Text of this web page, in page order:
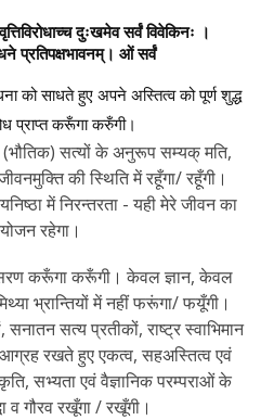
दुःखमेव सर्वं विवेकिनः ।
ओं सर्वं
को साधते हुए अपने अस्तित्व को पूर्ण शुद्ध
प्राप्त करूँगा करुँगी।
(भौतिक) सत्यों के अनुरूप सम्यक् मति,
की स्थिति में रहूँगा/ रहूँगी।
में निरन्तरता - यही मेरे जीवन का
रहेगा।
करूँगा करूँगी। केवल ज्ञान, केवल
भ्रान्तियों में नहीं फरूंगा/ फयूँगी।
सत्य प्रतीकों, राष्ट्र स्वाभिमान
आग्रह रखते हुए एकत्व, सहअस्तित्व एवं
सभ्यता एवं वैज्ञानिक परम्पराओं के
व गौरव रखूँगा / रखूँगी।